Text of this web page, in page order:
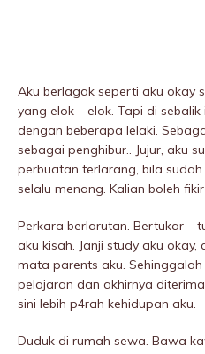
Aku berlagak seperti aku okay
yang elok – elok. Tapi di
dengan beberapa lelaki.
sebagai penghibur.. Jujur, aku
perbuatan terlarang, bila
selalu menang. Kalian boleh
Perkara berlarutan. Bertukar –
aku kisah. Janji study aku
mata parents aku.
pelajaran dan akhirnya
sini lebih p4rah kehidupan aku.
Duduk di rumah sewa. Bawa